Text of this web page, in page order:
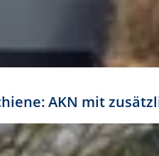
AKN mit